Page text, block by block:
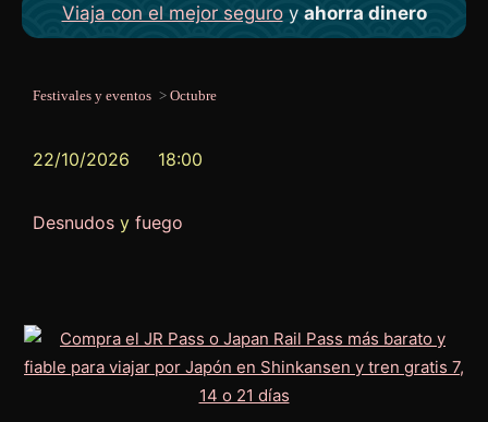
Viaja con el mejor seguroy ahorra dinero
Festivales y eventos > Octubre
22/10/2026 18:00
Desnudos y fuego